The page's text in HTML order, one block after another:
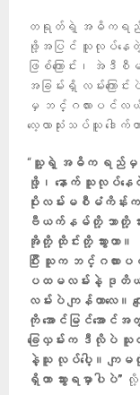
တရုတ်ရဲ့ အဓိကရည်မှန်
ဖို့အပြင် သူလုပ်နေတဲ့
ဖြစ်ကြောင်း၊ အဲ
အခြမ်းရှိ လမ်းကြောင်း
မှ ဘင်္ဂလားပင်လယ်အ
လေ့လာသုံးသပ်သူ ဒေါက်တာ
“ သူ့ရဲ့ အဓိက ရည်မှန်း
ဖို့၊ နောက် သူလုပ်နေ
ပိုးလမ်းမစီမံကိန်း
ဗီယက်နမ်တို့ ဘာတို့ သွ
အိုတို့ ထိုင်းတို့ သွားတ
ပြီး သူက ဘင်္ဂလား
ပထမလမ်းနဲ့ ဒုတိယလမ်
လမ်းပဲ ကျန်တာလေ။
ကို အောင်မြင်အောင်
ခြေလှမ်းက ဒီလိုပဲ သူတ
နဲ့သူ လုပ်ပေါ့။ ကျ
ရှိတာ သွားရမှာပါပဲ” လို့